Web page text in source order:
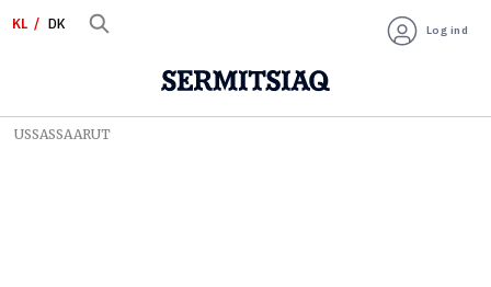
KL DK Log ind
USSASSAARUT